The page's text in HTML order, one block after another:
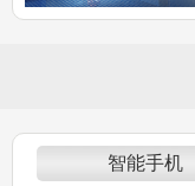
智能手机